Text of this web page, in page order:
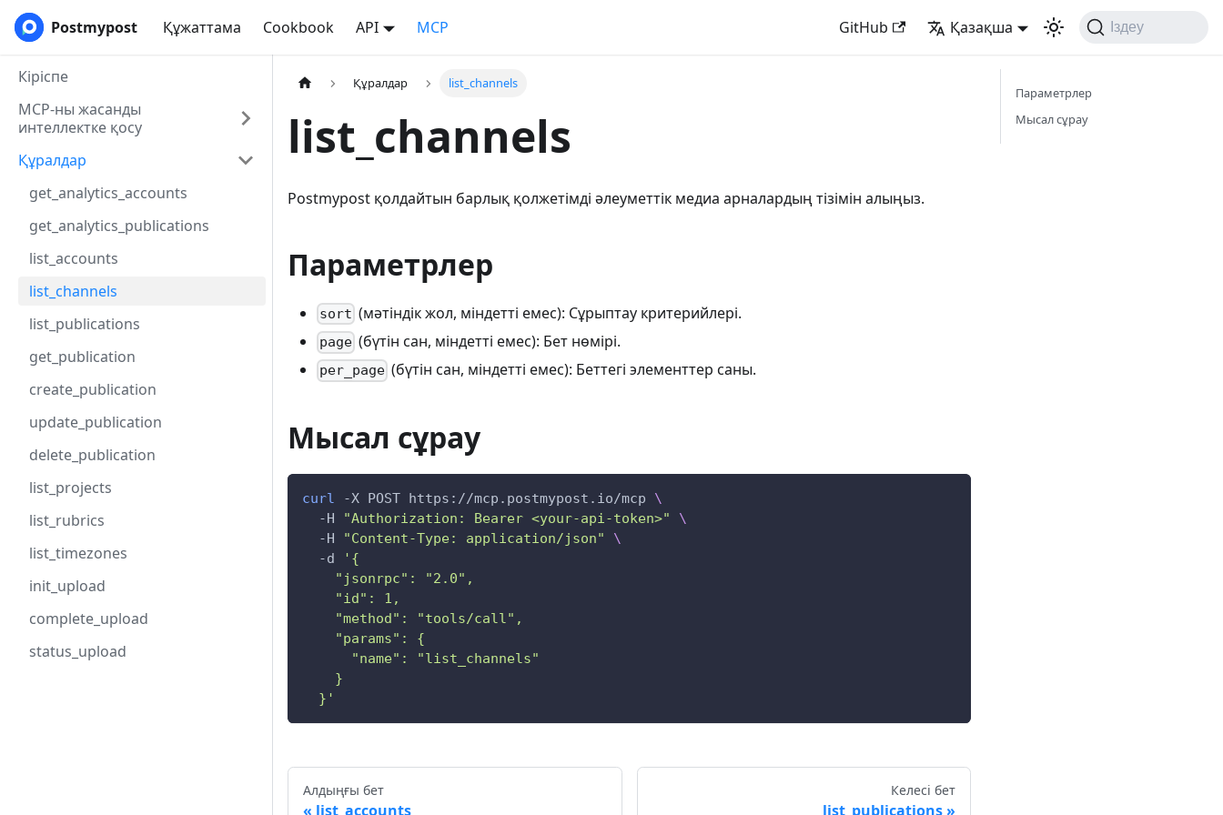
Postmypost Құжаттама Cookbook API MCP GitHub Қазақша Іздеу
Кіріспе
MCP-ны жасанды
интеллектке қосу
Құралдар
get_analytics_accounts
get_analytics_publications
list_accounts
list_channels
list_publications
get_publication
create_publication
update_publication
delete_publication
list_projects
list_rubrics
list_timezones
init_upload
complete_upload
status_upload
Құралдар list_channels
list_channels
Postmypost қолдайтын барлық қолжетімді әлеуметтік медиа арналардың тізімін алыңыз.
Параметрлер
sort (мәтіндік жол, міндетті емес): Сұрыптау критерийлері.
page (бүтін сан, міндетті емес): Бет нөмірі.
per_page (бүтін сан, міндетті емес): Беттегі элементтер саны.
Мысал сұрау
curl -X POST https://mcp.postmypost.io/mcp \
-H
"Authorization: Bearer <your-api-token>"
\
-H
"Content-Type: application/json"
\
-d
'{
    "jsonrpc": "2.0",
    "id": 1,
    "method": "tools/call",
    "params": {
      "name": "list_channels"
    }
  }'
Алдыңғы бет
list_accounts
Келесі бет
list_publications
Параметрлер
Мысал сұрау